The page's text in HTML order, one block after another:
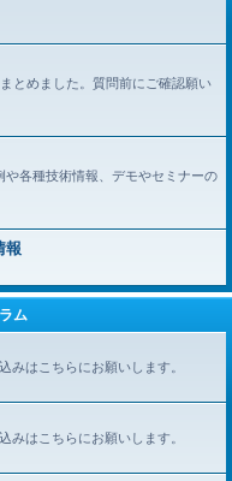
とめました。質問前にご確認願い
各種技術情報、デモやセミナーの
報
ム
みはこちらにお願いします。
みはこちらにお願いします。